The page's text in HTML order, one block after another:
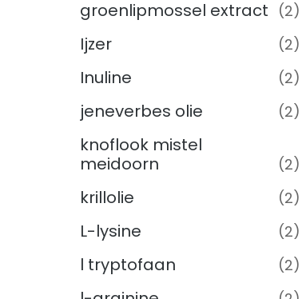
groenlipmossel extract (2)
Ijzer (2)
Inuline (2)
jeneverbes olie (2)
knoflook mistel
meidoorn
(2)
krillolie (2)
L-lysine (2)
l tryptofaan (2)